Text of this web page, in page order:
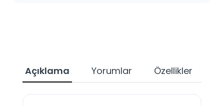
Açıklama Yorumlar Özellikler